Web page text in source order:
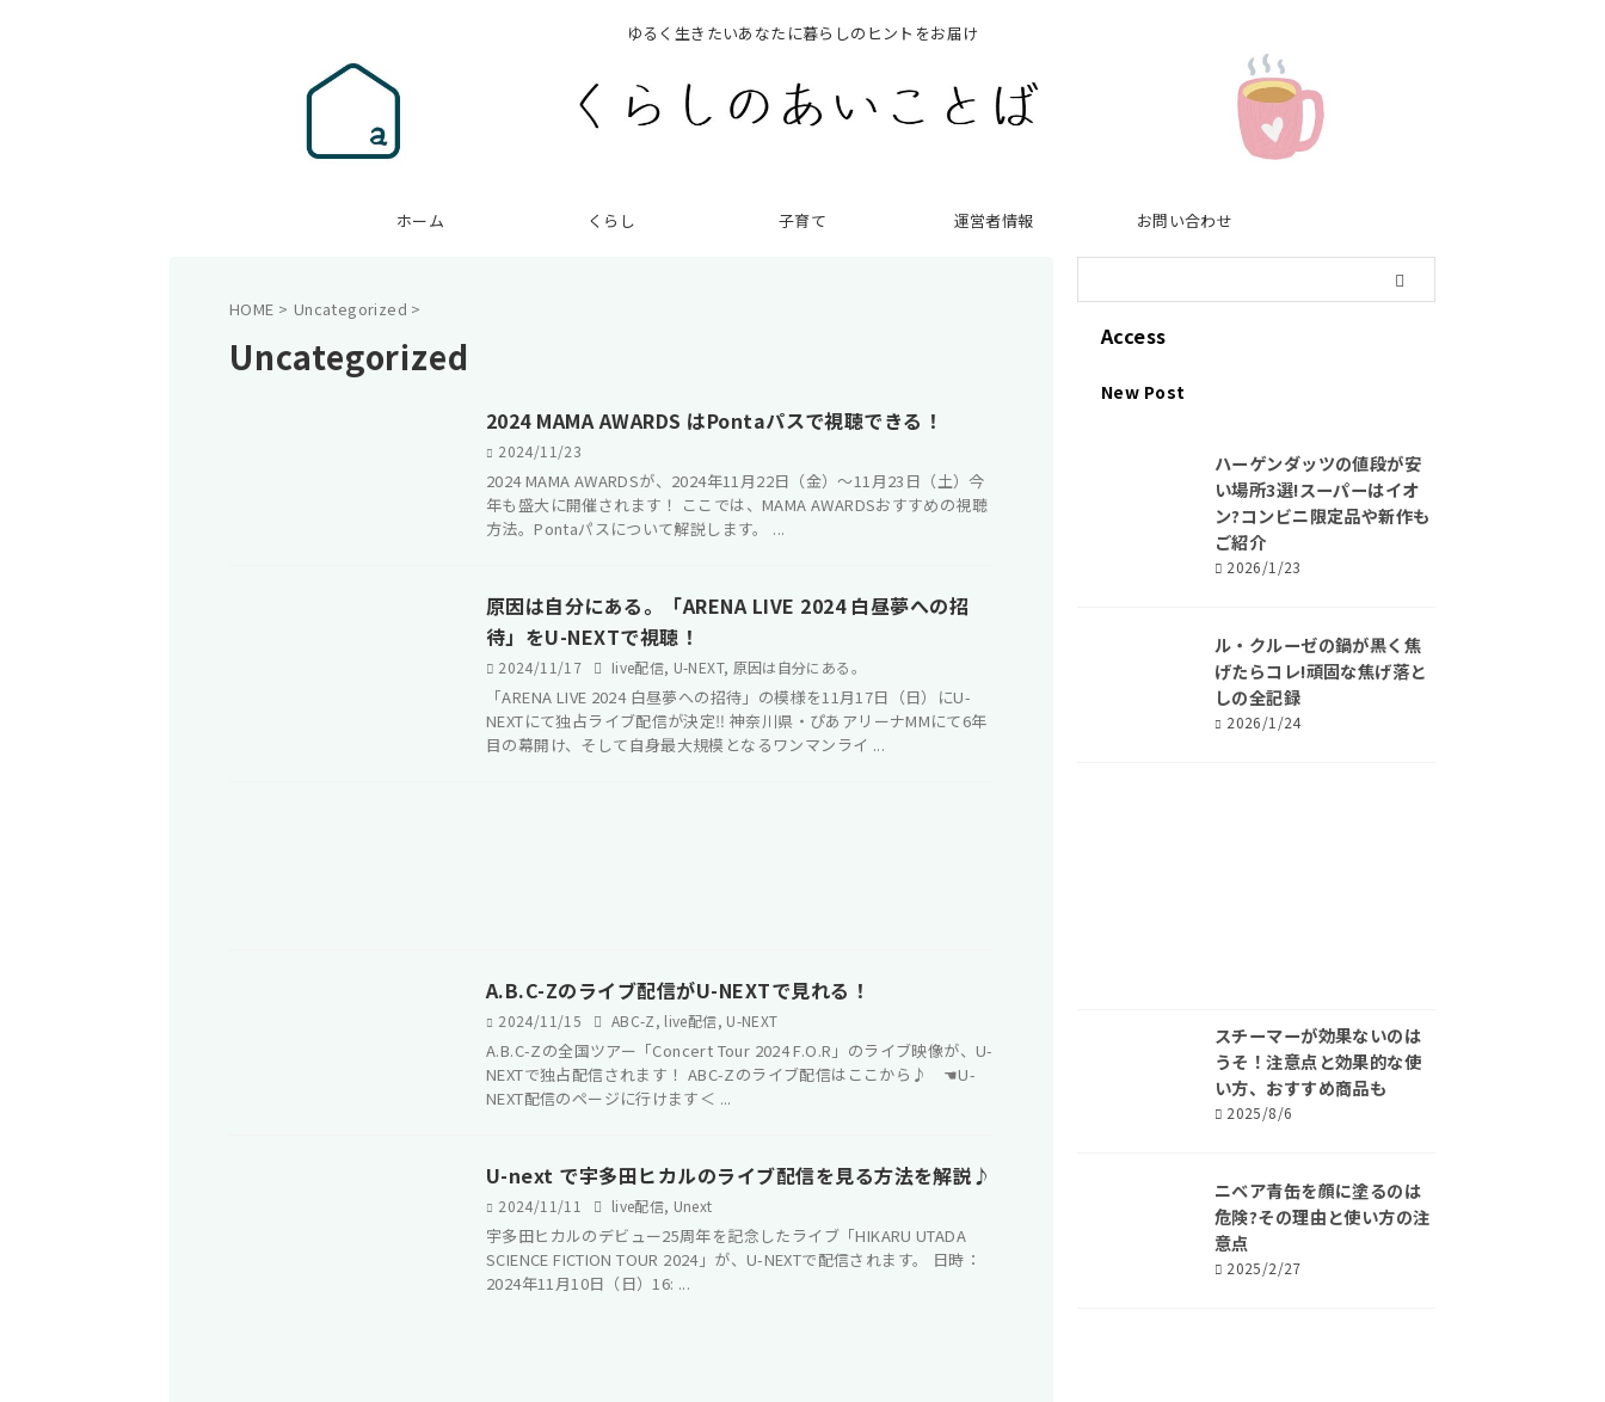
ゆるく生きたいあなたに暮らしのヒントをお届け
ホーム くらし 子育て 運営者情報 お問い合わせ
HOME > Uncategorized >
Uncategorized
2024 MAMA AWARDS はPontaパスで視聴できる！
2024/11/23
2024 MAMA AWARDSが、2024年11月22日（金）～11月23日（土）今
年も盛大に開催されます！ ここでは、MAMA AWARDSおすすめの視聴
方法。Pontaパスについて解説します。 ...
原因は自分にある。「ARENA LIVE 2024 白昼夢への招
待」をU-NEXTで視聴！
2024/11/17 Iive配信, U-NEXT, 原因は自分にある。
「ARENA LIVE 2024 白昼夢への招待」の模様を11月17日（日）にU-
NEXTにて独占ライブ配信が決定‼ 神奈川県・ぴあアリーナMMにて6年
目の幕開け、そして自身最大規模となるワンマンライ ...
A.B.C-Zのライブ配信がU-NEXTで見れる！
2024/11/15 ABC-Z, live配信, U-NEXT
A.B.C-Zの全国ツアー「Concert Tour 2024 F.O.R」のライブ映像が、U-
NEXTで独占配信されます！ ABC-Zのライブ配信はここから♪ ☚U-
NEXT配信のページに行けます＜ ...
U-next で宇多田ヒカルのライブ配信を見る方法を解説♪
2024/11/11 live配信, Unext
宇多田ヒカルのデビュー25周年を記念したライブ「HIKARU UTADA
SCIENCE FICTION TOUR 2024」が、U-NEXTで配信されます。 日時：
2024年11月10日（日）16: ...
Access
New Post
ハーゲンダッツの値段が安
い場所3選!スーパーはイオ
ン?コンビニ限定品や新作も
ご紹介
2026/1/23
ル・クルーゼの鍋が黒く焦
げたらコレ!頑固な焦げ落と
しの全記録
2026/1/24
スチーマーが効果ないのは
うそ！注意点と効果的な使
い方、おすすめ商品も
2025/8/6
ニベア青缶を顔に塗るのは
危険?その理由と使い方の注
意点
2025/2/27